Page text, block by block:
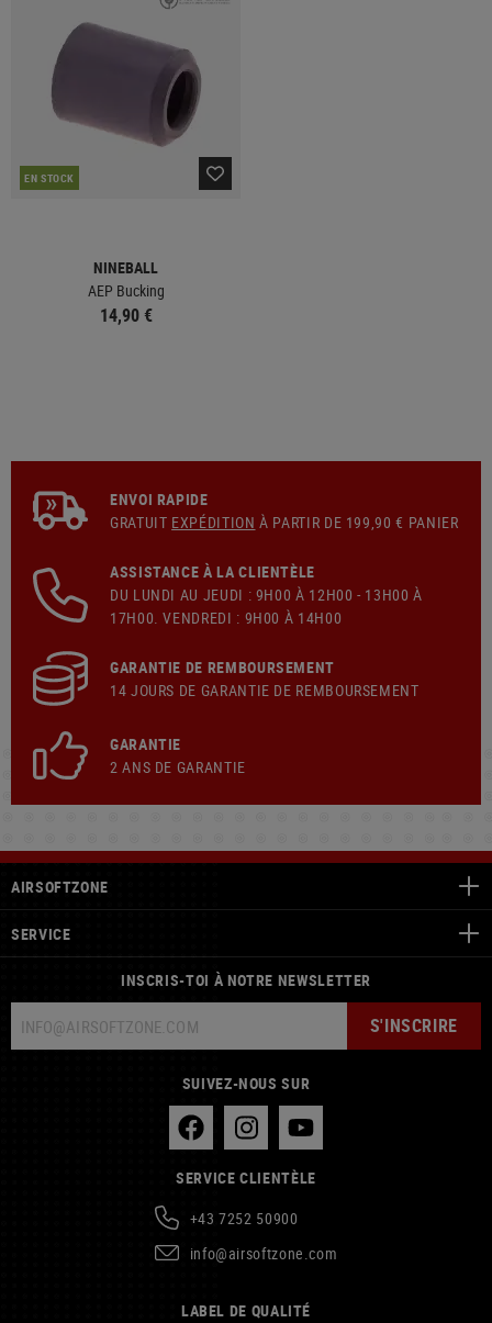
EN STOCK
NINEBALL
AEP Bucking
14,90 €
ENVOI RAPIDE
GRATUIT EXPÉDITION À PARTIR DE 199,90 € PANIER
ASSISTANCE À LA CLIENTÈLE
DU LUNDI AU JEUDI : 9H00 À 12H00 - 13H00 À
17H00. VENDREDI : 9H00 À 14H00
GARANTIE DE REMBOURSEMENT
14 JOURS DE GARANTIE DE REMBOURSEMENT
GARANTIE
2 ANS DE GARANTIE
AIRSOFTZONE
SERVICE
INSCRIS-TOI À NOTRE NEWSLETTER
S'INSCRIRE
SUIVEZ-NOUS SUR
SERVICE CLIENTÈLE
+43 7252 50900
info@airsoftzone.com
LABEL DE QUALITÉ